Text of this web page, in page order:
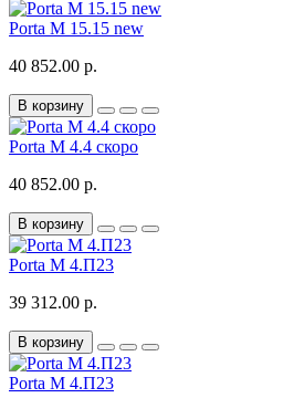
Porta M 15.15 new
40 852.00 р.
В корзину
Porta M 4.4 скоро
40 852.00 р.
В корзину
Porta M 4.П23
39 312.00 р.
В корзину
Porta M 4.П23